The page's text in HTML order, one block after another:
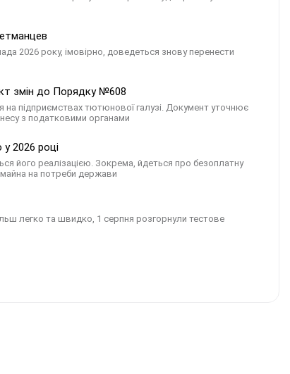
2026 року, імовірно, доведеться знову перенести
змін до Порядку №608
підприємствах тютюнової галузі. Документ уточнює
з податковими органами
2026 році
його реалізацією. Зокрема, йдеться про безоплатну
майна на потреби держави
легко та швидко, 1 серпня розгорнули тестове